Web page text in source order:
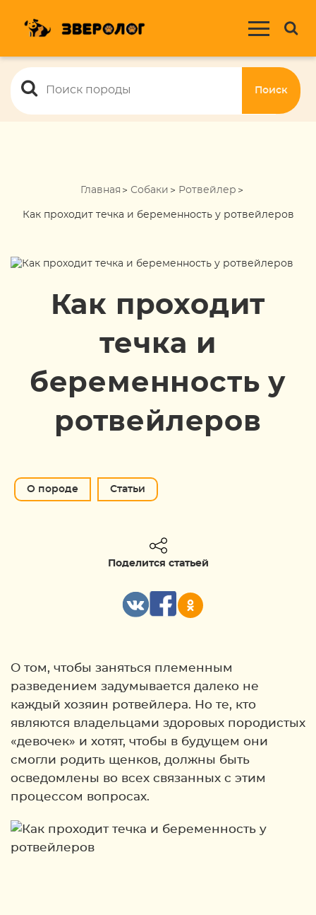
Поиск
Главная Собаки Ротвейлер
Как проходит течка и беременность у ротвейлеров
Как проходит
течка и
беременность у
ротвейлеров
О породе Статьи
Поделится статьей
О том, чтобы заняться племенным
разведением задумывается далеко не
каждый хозяин ротвейлера. Но те, кто
являются владельцами здоровых породистых
«девочек» и хотят, чтобы в будущем они
смогли родить щенков, должны быть
осведомлены во всех связанных с этим
процессом вопросах.